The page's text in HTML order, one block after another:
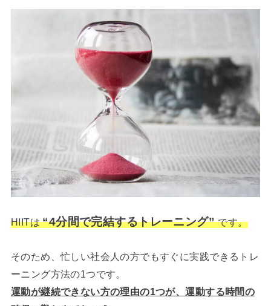
HIITは“4分間で完結するトレーニング”です。
そのため、忙しい社会人の方でもすぐに実践できるトレ
ーニング方法の1つです。
運動が継続できない方の理由の1つが、運動する時間の